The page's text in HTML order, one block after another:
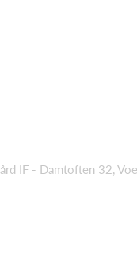
IF - Damtoften 32,